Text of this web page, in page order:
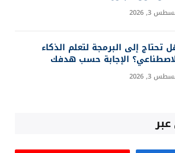
3, 2026
تحتاج إلى البرمجة لتعلم الذكاء
الإجابة حسب هدفك
3, 2026